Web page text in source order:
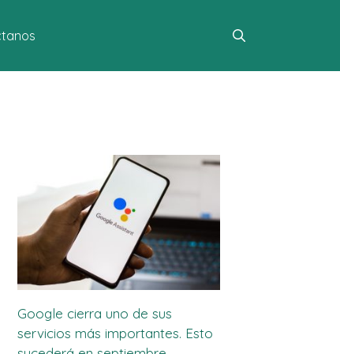
Google cierra uno de sus
servicios más importantes. Esto